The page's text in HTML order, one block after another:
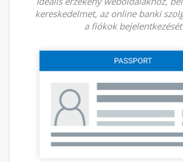
kereskedelmet, az online banki
a fiókok bejelentkezését